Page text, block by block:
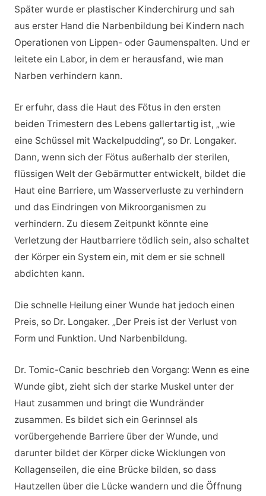
Später wurde er plastischer Kinderchirurg und sah
aus erster Hand die Narbenbildung bei Kindern nach
Operationen von Lippen- oder Gaumenspalten. Und er
leitete ein Labor, in dem er herausfand, wie man
Narben verhindern kann.
Er erfuhr, dass die Haut des Fötus in den ersten
beiden Trimestern des Lebens gallertartig ist, „wie
eine Schüssel mit Wackelpudding“, so Dr. Longaker.
Dann, wenn sich der Fötus außerhalb der sterilen,
flüssigen Welt der Gebärmutter entwickelt, bildet die
Haut eine Barriere, um Wasserverluste zu verhindern
und das Eindringen von Mikroorganismen zu
verhindern. Zu diesem Zeitpunkt könnte eine
Verletzung der Hautbarriere tödlich sein, also schaltet
der Körper ein System ein, mit dem er sie schnell
abdichten kann.
Die schnelle Heilung einer Wunde hat jedoch einen
Preis, so Dr. Longaker. „Der Preis ist der Verlust von
Form und Funktion. Und Narbenbildung.
Dr. Tomic-Canic beschrieb den Vorgang: Wenn es eine
Wunde gibt, zieht sich der starke Muskel unter der
Haut zusammen und bringt die Wundränder
zusammen. Es bildet sich ein Gerinnsel als
vorübergehende Barriere über der Wunde, und
darunter bildet der Körper dicke Wicklungen von
Kollagenseilen, die eine Brücke bilden, so dass
Hautzellen über die Lücke wandern und die Öffnung